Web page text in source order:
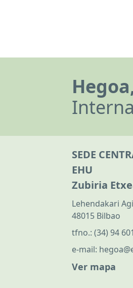
SEDE
EHU
Zubiria
Lehendakari
48015 Bilbao
tfno.: (34) 94
e-mail:
Ver mapa